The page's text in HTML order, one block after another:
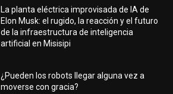
La planta eléctrica improvisada de IA de
Elon Musk: el rugido, la reacción y el futuro
de la infraestructura de inteligencia
artificial en Misisipi
¿Pueden los robots llegar alguna vez a
moverse con gracia?